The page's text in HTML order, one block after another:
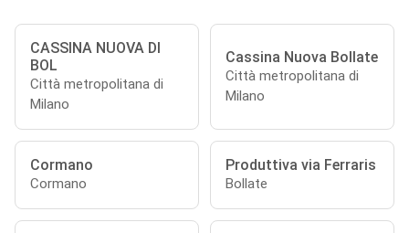
CASSINA NUOVA DI
BOL
Città metropolitana di
Milano
Cassina Nuova Bollate
Città metropolitana di
Milano
Cormano
Cormano
Produttiva via Ferraris
Bollate